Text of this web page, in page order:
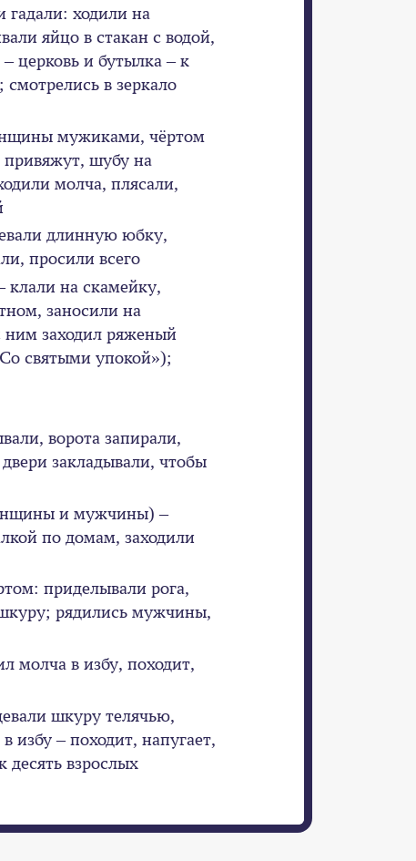
ходили на
яйцо в стакан с водой,
церковь и бутылка – к
смотрелись в зеркало
мужиками, чёртом
привяжут, шубу на
молча, плясали,
длинную юбку,
просили всего
клали на скамейку,
заносили на
ним заходил ряженый
святыми упокой»);
ворота запирали,
закладывали, чтобы
и мужчины) –
по домам, заходили
приделывали рога,
рядились мужчины,
молча в избу, походит,
шкуру телячью,
избу – походит, напугает,
десять взрослых